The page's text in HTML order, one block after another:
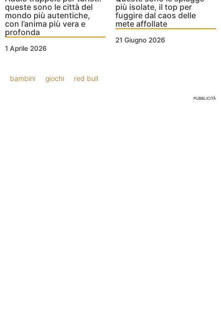
queste sono le città del
mondo più autentiche,
con l’anima più vera e
profonda
1 Aprile 2026
più isolate, il top per
fuggire dal caos delle
mete affollate
21 Giugno 2026
bambini giochi red bull
PUBBLICITÀ